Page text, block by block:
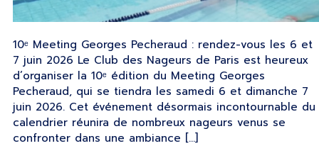
10ᵉ Meeting Georges Pecheraud : rendez-vous les 6 et
7 juin 2026 Le Club des Nageurs de Paris est heureux
d’organiser la 10ᵉ édition du Meeting Georges
Pecheraud, qui se tiendra les samedi 6 et dimanche 7
juin 2026. Cet événement désormais incontournable du
calendrier réunira de nombreux nageurs venus se
confronter dans une ambiance […]